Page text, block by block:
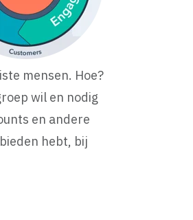
mensen. Hoe?
wil en nodig
en andere
hebt, bij